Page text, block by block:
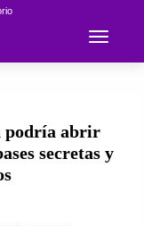
Toggle
podría abrir
secretas y